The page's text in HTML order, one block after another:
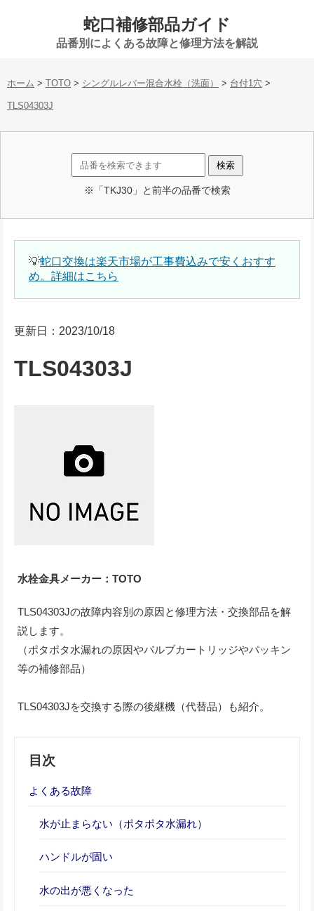
蛇口補修部品ガイド
品番別によくある故障と修理方法を解説
ホーム > TOTO > シングルレバー混合水栓（洗面） > 台付1穴 >
TLS04303J
※「TKJ30」と前半の品番で検索
💡蛇口交換は楽天市場が工事費込みで安くおすす
め。詳細はこちら
更新日：2023/10/18
TLS04303J
水栓金具メーカー：TOTO
TLS04303Jの故障内容別の原因と修理方法・交換部品を解
説します。
（ポタポタ水漏れの原因やバルブカートリッジやパッキン
等の補修部品）
TLS04303Jを交換する際の後継機（代替品）も紹介。
目次
よくある故障
水が止まらない（ポタポタ水漏れ）
ハンドルが固い
水の出が悪くなった